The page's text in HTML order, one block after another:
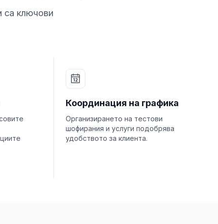
са ключови
Координация на графика
Организирането на тестови
шофирания и услуги подобрява
удобството за клиента.